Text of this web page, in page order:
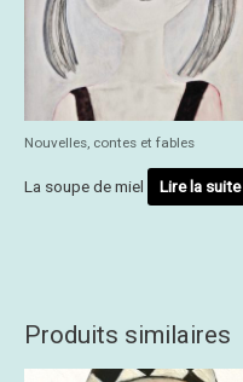
Nouvelles, contes et fables
La soupe de miel Lire la suite
Produits similaires